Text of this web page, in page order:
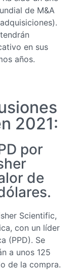
de M&A
en sus
años.
2021:
por
de
Scientific,
con un líder
(PPD). Se
a unos 125
de la compra.